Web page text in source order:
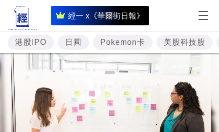
經一 x《華爾街日報》
即
時
財
經
專
投
資
港股IPO 日圓 Pokemon卡 美股科技股